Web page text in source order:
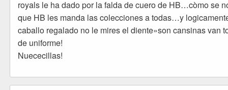
royals le ha dado por la falda de cuero de HB…còmo se
que HB les manda las colecciones a todas…y
caballo regalado no le mires el diente»son cansinas van
de uniforme!
Nuececillas!